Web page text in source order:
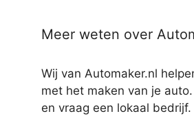
Meer weten over
Wij van Automaker.nl
met het maken van je
en vraag een lokaal